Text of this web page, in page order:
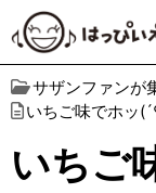
サザンファンが
いちご味でホッ
いちご